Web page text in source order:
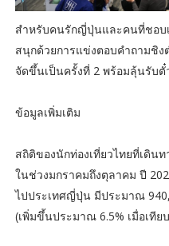
สำหรับคนรักญี่ปุ่นและคนที่ชอบ
สนุกด้วยการแข่งตอบคำถามชิง
จัดขึ้นเป็นครั้งที่ 2 พร้อมลุ้นรับ
ข้อมูลเพิ่มเติม
สถิติของนักท่องเที่ยวไทยที่เดิน
ในช่วงมกราคมถึงตุลาคม ปี
ไปประเทศญี่ปุ่น มีประมาณ
(เพิ่มขึ้นประมาณ 6.5% เมื่อเทีย